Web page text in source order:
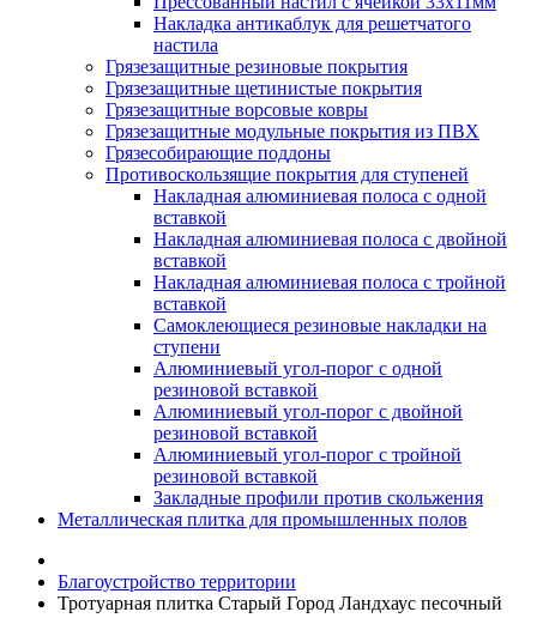
Накладка антикаблук для решетчатого
настила
Грязезащитные резиновые покрытия
Грязезащитные щетинистые покрытия
Грязезащитные ворсовые ковры
Грязезащитные модульные покрытия из ПВХ
Грязесобирающие поддоны
Противоскользящие покрытия для ступеней
Накладная алюминиевая полоса с одной
вставкой
Накладная алюминиевая полоса с двойной
вставкой
Накладная алюминиевая полоса с тройной
вставкой
Самоклеющиеся резиновые накладки на
ступени
Алюминиевый угол-порог с одной
резиновой вставкой
Алюминиевый угол-порог с двойной
резиновой вставкой
Алюминиевый угол-порог с тройной
резиновой вставкой
Закладные профили против скольжения
Металлическая плитка для промышленных полов
Благоустройство территории
Тротуарная плитка Старый Город Ландхаус песочный